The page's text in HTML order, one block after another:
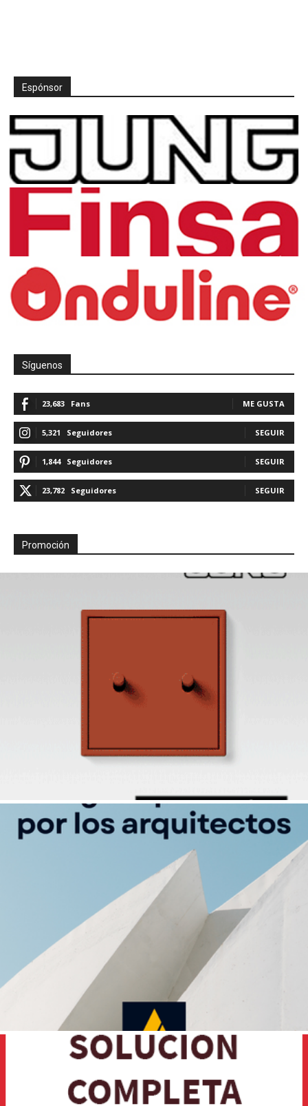
Espónsor
Síguenos
23,683 Fans ME GUSTA
5,321 Seguidores SEGUIR
1,844 Seguidores SEGUIR
23,782 Seguidores SEGUIR
Promoción